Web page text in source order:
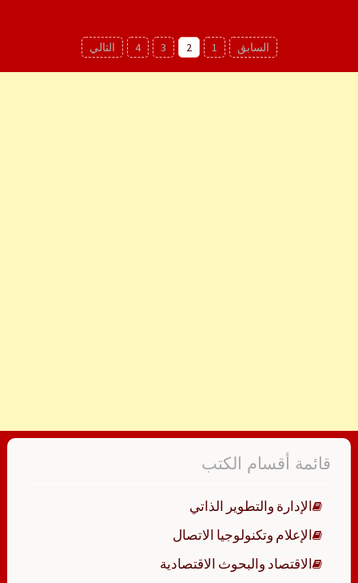
pagination
السابق 1
2
3
4 التالي
قائمة أقسام الكتب
الإدارة والتطوير الذاتي
الإعلام وتكنولوجيا الاتصال
الاقتصاد والبحوث الاقتصادية